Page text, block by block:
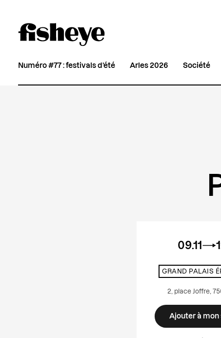
Numéro #77 : festivals d’été Arles 2026 Société
09.11
GRAND PALAIS
2, place Joffre,
Ajouter à mon